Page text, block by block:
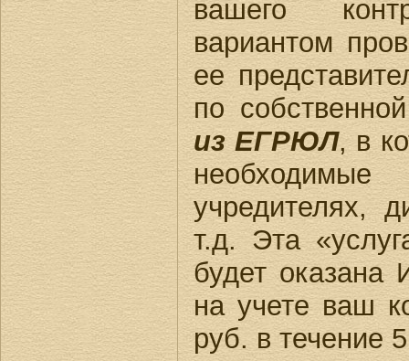
вашего
вариантом
ее
по
из ЕГРЮЛ, в
учредителях,
т.д. Эта
будет оказана
на учете ваш
руб. в течение